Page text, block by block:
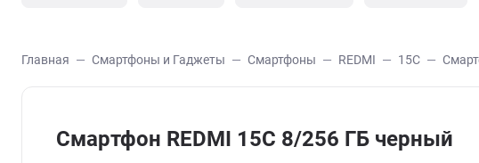
Главная Смартфоны и Гаджеты Смартфоны REDMI 15C
Смартфон REDMI 15C 8/256 ГБ черный